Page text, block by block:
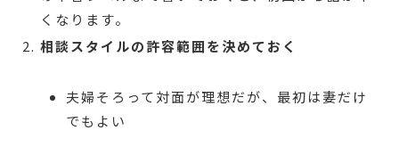
くなります。
相談スタイルの許容範囲を決めておく
夫婦そろって対面が理想だが、最初は妻だけ
でもよい